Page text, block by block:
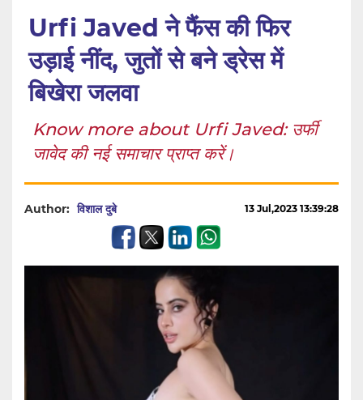
Urfi Javed ने फैंस की फिर
उड़ाई नींद, जुतों से बने ड्रेस में
बिखेरा जलवा
Know more about Urfi Javed: उर्फी
जावेद की नई समाचार प्राप्त करें।
Author: विशाल दुबे 13 Jul,2023 13:39:28